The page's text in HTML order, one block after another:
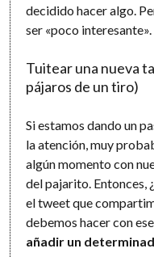
decidido hacer algo.
ser «poco interesante».
Tuitear una nueva
pájaros de un tiro)
Si estamos dando un
la atención, muy
algún momento con
del pajarito. Entonces,
el tweet que
debemos hacer con
añadir un